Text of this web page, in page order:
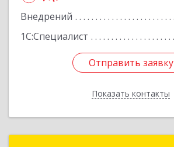
Внедрений
1С:Специалист
Отправить заявку
Показать контакты
Отправить заявку
Назад